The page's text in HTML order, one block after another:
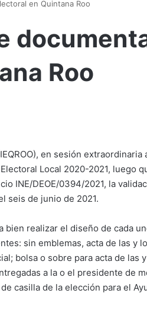
en Quintana Roo
Roo
en sesión
Local ‪2020-2021‬, luego
INE/DEOE/0394/2021, la
seis de junio de 2021.
realizar el diseño de cada
sin emblemas, acta de las y
bolsa o sobre para acta de las
a la o el presidente de
casilla de la elección para el